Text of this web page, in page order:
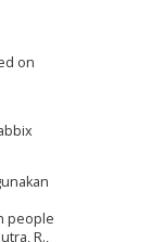
on
people
R.,